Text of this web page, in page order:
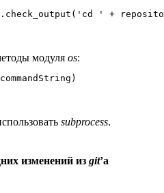
модуля os:
subprocess.
изменений из git’а